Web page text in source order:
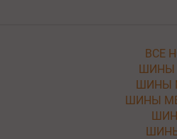
ВСЕ
ШИНЫ
ШИНЫ
ШИНЫ